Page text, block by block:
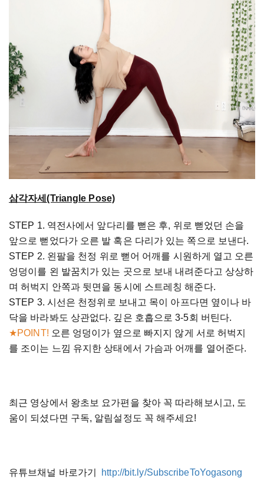
삼각자세(Triangle Pose)
STEP 1. 역전사에서 앞다리를 뻗은 후, 위로 뻗었던 손을
앞으로 뻗었다가 오른 발 혹은 다리가 있는 쪽으로 보낸다.
STEP 2. 왼팔을 천정 위로 뻗어 어깨를 시원하게 열고 오른
엉덩이를 왼 발꿈치가 있는 곳으로 보내 내려준다고 상상하
며 허벅지 안쪽과 뒷면을 동시에 스트레칭 해준다.
STEP 3. 시선은 천정위로 보내고 목이 아프다면 옆이나 바
닥을 바라봐도 상관없다. 깊은 호흡으로 3-5회 버틴다.
★POINT! 오른 엉덩이가 옆으로 빠지지 않게 서로 허벅지
를 조이는 느낌 유지한 상태에서 가슴과 어깨를 열어준다.
최근 영상에서 왕초보 요가편을 찾아 꼭 따라해보시고, 도
움이 되셨다면 구독, 알림설정도 꼭 해주세요!
유튜브채널 바로가기 http://bit.ly/SubscribeToYogasong